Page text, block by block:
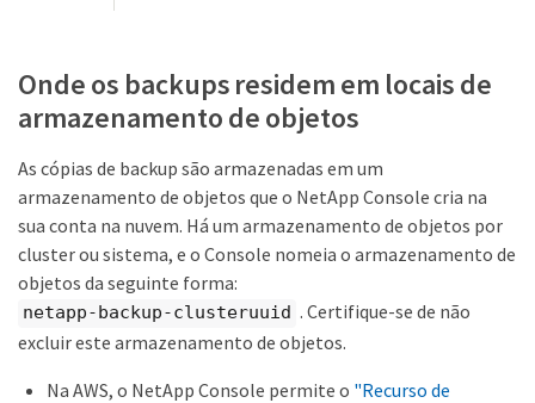
Onde os backups residem em locais de
armazenamento de objetos
As cópias de backup são armazenadas em um
armazenamento de objetos que o NetApp Console cria na
sua conta na nuvem. Há um armazenamento de objetos por
cluster ou sistema, e o Console nomeia o armazenamento de
objetos da seguinte forma:
netapp-backup-clusteruuid . Certifique-se de não
excluir este armazenamento de objetos.
Na AWS, o NetApp Console permite o "Recurso de